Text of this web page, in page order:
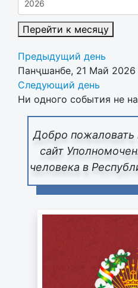
Добро пожаловать
сайт
человека в
Перейти к месяцу
Предыдущий день
Панҷшанбе, 21 Май 2026
Следующий день
Ни одного события не